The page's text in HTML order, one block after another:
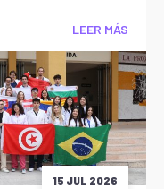
LEER MÁS
15 JUL 2026